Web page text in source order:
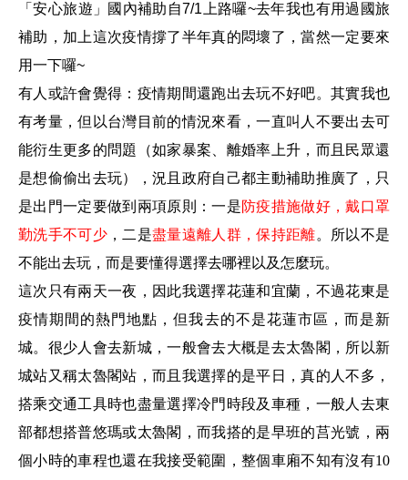
「安心旅遊」國內補助自7/1上路囉~去年我也有用過國旅
補助，加上這次疫情撐了半年真的悶壞了，當然一定要來
用一下囉~
有人或許會覺得：疫情期間還跑出去玩不好吧。其實我也
有考量，但以台灣目前的情況來看，一直叫人不要出去可
能衍生更多的問題（如家暴案、離婚率上升，而且民眾還
是想偷偷出去玩），況且政府自己都主動補助推廣了，只
是出門一定要做到兩項原則：一是防疫措施做好，戴口罩
勤洗手不可少 ，二是盡量遠離人群，保持距離。所以不是
不能出去玩，而是要懂得選擇去哪裡以及怎麼玩。
這次只有兩天一夜，因此我選擇花蓮和宜蘭，不過花東是
疫情期間的熱門地點，但我去的不是花蓮市區，而是新
城。很少人會去新城，一般會去大概是去太魯閣，所以新
城站又稱太魯閣站，而且我選擇的是平日，真的人不多，
搭乘交通工具時也盡量選擇冷門時段及車種，一般人去東
部都想搭普悠瑪或太魯閣，而我搭的是早班的莒光號，兩
個小時的車程也還在我接受範圍，整個車廂不知有沒有10